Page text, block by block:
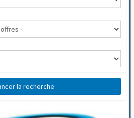
la recherche